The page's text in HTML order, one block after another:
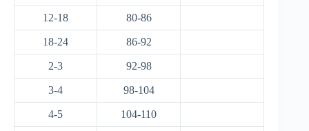
12-18 80-86
18-24 86-92
2-3 92-98
3-4 98-104
4-5 104-110